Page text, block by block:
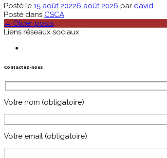
Posté le 15 août 20226 août 2026 par david
Posté dans CSCA
Navigation
messages
← Older posts
Liens réseaux sociaux :
Contactez-nous
Votre nom (obligatoire)
Votre email (obligatoire)